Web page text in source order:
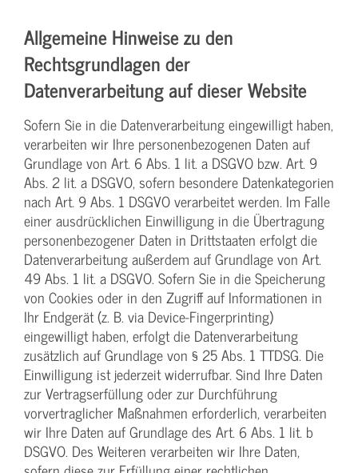
Allgemeine Hinweise zu den
Rechtsgrundlagen der
Datenverarbeitung auf dieser Website
Sofern Sie in die Datenverarbeitung eingewilligt haben,
verarbeiten wir Ihre personenbezogenen Daten auf
Grundlage von Art. 6 Abs. 1 lit. a DSGVO bzw. Art. 9
Abs. 2 lit. a DSGVO, sofern besondere Datenkategorien
nach Art. 9 Abs. 1 DSGVO verarbeitet werden. Im Falle
einer ausdrücklichen Einwilligung in die Übertragung
personenbezogener Daten in Drittstaaten erfolgt die
Datenverarbeitung außerdem auf Grundlage von Art.
49 Abs. 1 lit. a DSGVO. Sofern Sie in die Speicherung
von Cookies oder in den Zugriff auf Informationen in
Ihr Endgerät (z. B. via Device-Fingerprinting)
eingewilligt haben, erfolgt die Datenverarbeitung
zusätzlich auf Grundlage von § 25 Abs. 1 TTDSG. Die
Einwilligung ist jederzeit widerrufbar. Sind Ihre Daten
zur Vertragserfüllung oder zur Durchführung
vorvertraglicher Maßnahmen erforderlich, verarbeiten
wir Ihre Daten auf Grundlage des Art. 6 Abs. 1 lit. b
DSGVO. Des Weiteren verarbeiten wir Ihre Daten,